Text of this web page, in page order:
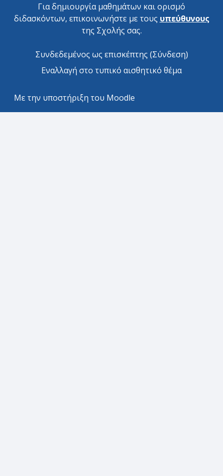
Για δημιουργία μαθημάτων και ορισμό
διδασκόντων, επικοινωνήστε με τους υπεύθυνους
της Σχολής σας.
Συνδεδεμένος ως επισκέπτης (Σύνδεση)
Εναλλαγή στο τυπικό αισθητικό θέμα
Με την υποστήριξη του Moodle